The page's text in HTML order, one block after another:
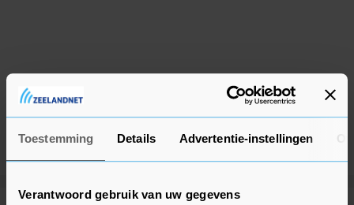
Toestemming Details Advertentie-instellingen
Verantwoord gebruik van uw gegevens